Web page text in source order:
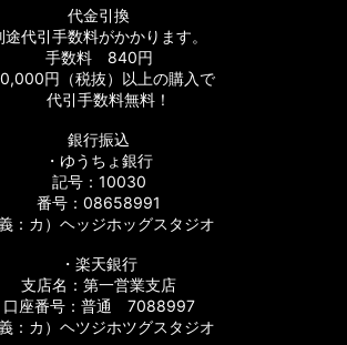
代金引換
途代引手数料がかかります。
手数料 840円
円（税抜）以上の購入で
代引手数料無料！
銀行振込
・ゆうちょ銀行
記号：10030
番号：08658991
：カ）ヘッジホッグスタジオ
・楽天銀行
支店名：第一営業支店
口座番号：普通 7088997
：カ）ヘツジホツグスタジオ